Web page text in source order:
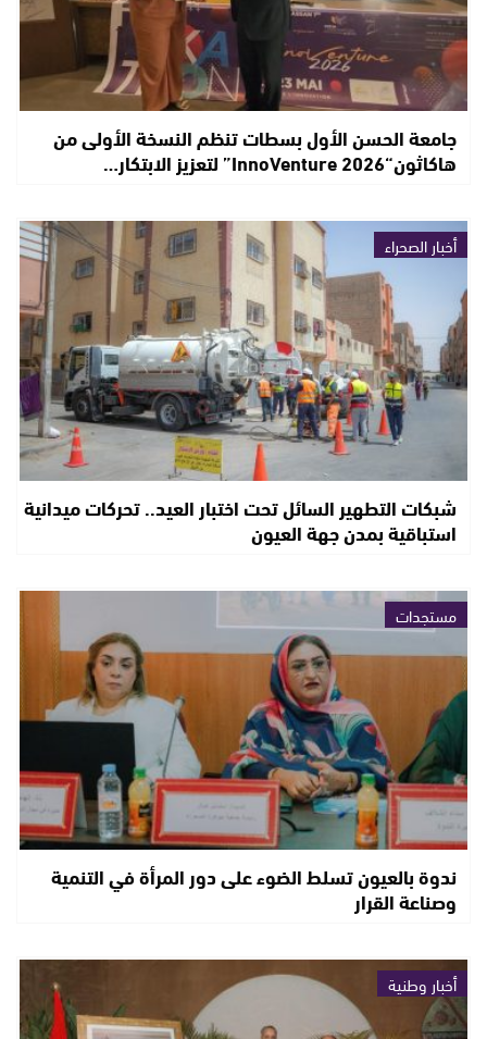
جامعة الحسن الأول بسطات تنظم النسخة الأولى من
هاكاثون“InnoVenture 2026” لتعزيز الابتكار…
أخبار الصحراء
شبكات التطهير السائل تحت اختبار العيد.. تحركات ميدانية
استباقية بمدن جهة العيون
مستجدات
ندوة بالعيون تسلط الضوء على دور المرأة في التنمية
وصناعة القرار
أخبار وطنية